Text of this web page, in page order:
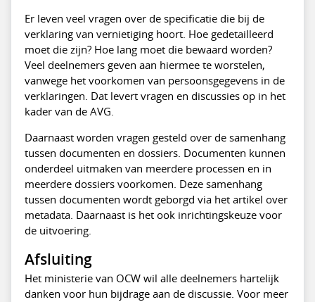
Er leven veel vragen over de specificatie die bij de
verklaring van vernietiging hoort. Hoe gedetailleerd
moet die zijn? Hoe lang moet die bewaard worden?
Veel deelnemers geven aan hiermee te worstelen,
vanwege het voorkomen van persoonsgegevens in de
verklaringen. Dat levert vragen en discussies op in het
kader van de AVG.
Daarnaast worden vragen gesteld over de samenhang
tussen documenten en dossiers. Documenten kunnen
onderdeel uitmaken van meerdere processen en in
meerdere dossiers voorkomen. Deze samenhang
tussen documenten wordt geborgd via het artikel over
metadata. Daarnaast is het ook inrichtingskeuze voor
de uitvoering.
Afsluiting
Het ministerie van OCW wil alle deelnemers hartelijk
danken voor hun bijdrage aan de discussie. Voor meer